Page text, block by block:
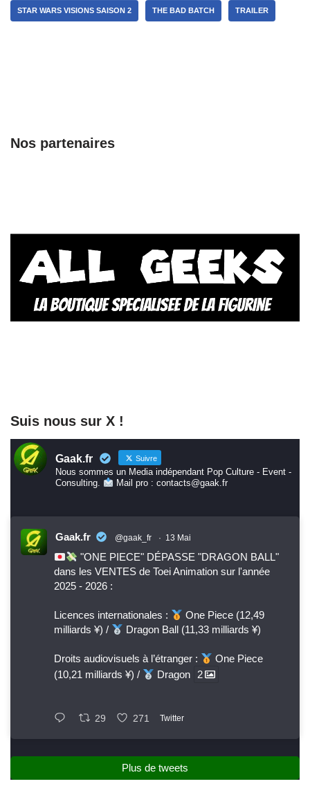
STAR WARS VISIONS SAISON 2 THE BAD BATCH TRAILER
Nos partenaires
Suis nous sur X !
Gaak.fr Suivre
Nous sommes un Media indépendant Pop Culture - Event -
Consulting.
Mail pro : contacts@gaak.fr
Gaak.fr @gaak_fr · 13 Mai
"ONE PIECE" DÉPASSE "DRAGON BALL"
dans les VENTES de Toei Animation sur l'année
2025 - 2026 :
Licences internationales :
One Piece (12,49
milliards ¥) /
Dragon Ball (11,33 milliards ¥)
Droits audiovisuels à l’étranger :
One Piece
(10,21 milliards ¥) /
Dragon 2
29 271 Twitter
Plus de tweets